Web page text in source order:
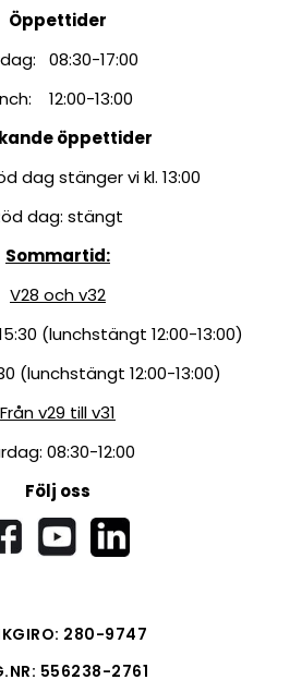
Öppettider
08:30-17:00
12:00-13:00
öppettider
dag stänger vi kl. 13:00
dag: stängt
Sommartid:
V28 och v32
(lunchstängt 12:00-13:00)
(lunchstängt 12:00-13:00)
Från v29 till v31
08:30-12:00
Följ oss
280-9747
556238-2761